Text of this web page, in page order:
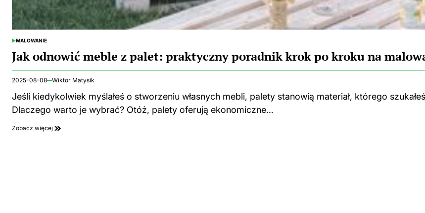
POSTED
MALOWANIE
Jak odnowić meble z palet: praktyczny poradnik krok po kroku na
2025-08-08 Wiktor Matysik
Jeśli kiedykolwiek myślałeś o stworzeniu własnych mebli, palety stanowią materiał, którego
Dlaczego warto je wybrać? Otóż, palety oferują ekonomiczne…
Zobacz więcej